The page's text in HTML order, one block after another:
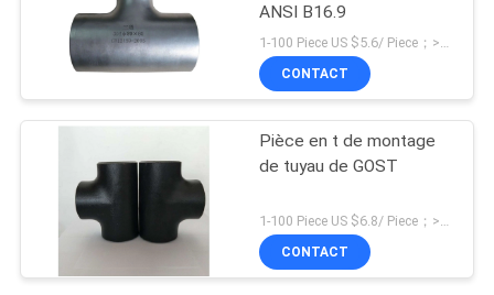
ANSI B16.9
CONTACT
Pièce en t de montage
de tuyau de GOST
1-100 Piece US $6.8/ Piece；>100 Pieces US $5.4/ Piece MOQ:1 morceau
CONTACT